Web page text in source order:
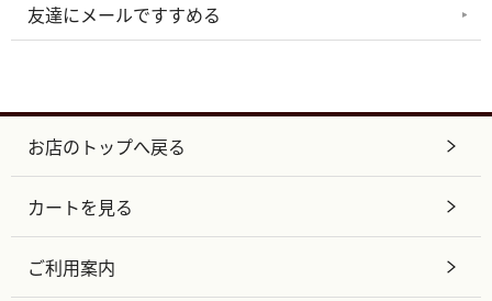
友達にメールですすめる
お店のトップへ戻る
カートを見る
ご利用案内